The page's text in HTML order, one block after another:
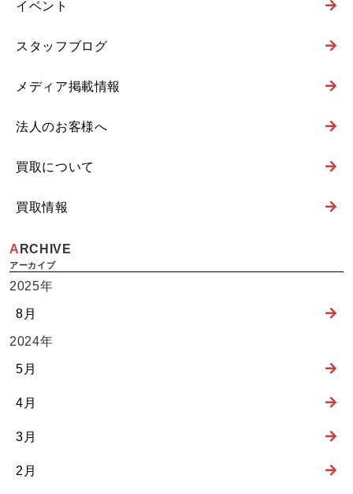
イベント
スタッフブログ
メディア掲載情報
法人のお客様へ
買取について
買取情報
ARCHIVE
2025年
8月
2024年
5月
4月
3月
2月